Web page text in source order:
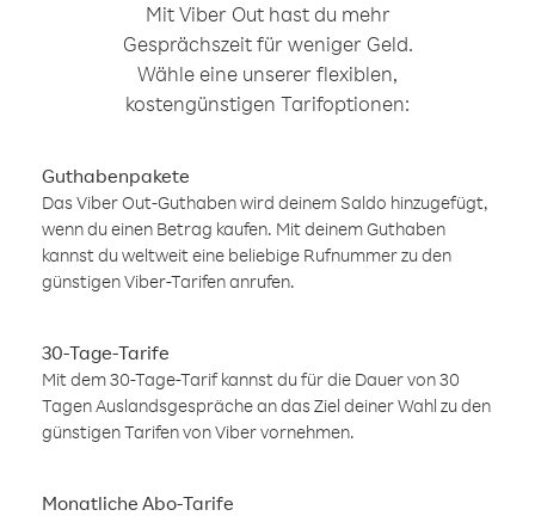
Mit Viber Out hast du mehr
Gesprächszeit für weniger Geld.
Wähle eine unserer flexiblen,
kostengünstigen Tarifoptionen:
Guthabenpakete
Das Viber Out-Guthaben wird deinem Saldo hinzugefügt,
wenn du einen Betrag kaufen. Mit deinem Guthaben
kannst du weltweit eine beliebige Rufnummer zu den
günstigen Viber-Tarifen anrufen.
30-Tage-Tarife
Mit dem 30-Tage-Tarif kannst du für die Dauer von 30
Tagen Auslandsgespräche an das Ziel deiner Wahl zu den
günstigen Tarifen von Viber vornehmen.
Monatliche Abo-Tarife